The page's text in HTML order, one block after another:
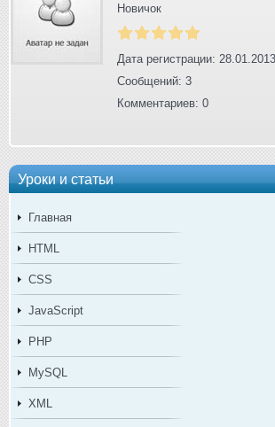
Уроки и статьи
Главная
HTML
CSS
JavaScript
PHP
MySQL
XML
Новичок
Дата регистрации:
Сообщений: 3
Комментариев: 0